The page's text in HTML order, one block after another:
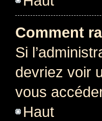
Comment
Si
devriez voir
vous
Haut